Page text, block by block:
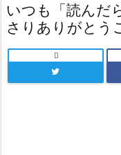
いつも「読んだ
さりありがとう
